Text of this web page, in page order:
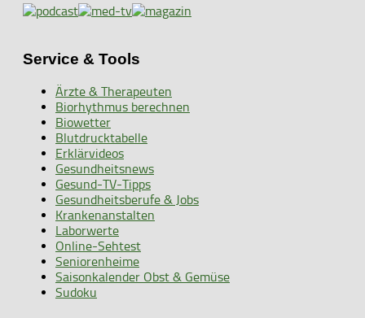
Service & Tools
Ärzte & Therapeuten
Biorhythmus berechnen
Biowetter
Blutdrucktabelle
Erklärvideos
Gesundheitsnews
Gesund-TV-Tipps
Gesundheitsberufe & Jobs
Krankenanstalten
Laborwerte
Online-Sehtest
Seniorenheime
Saisonkalender Obst & Gemüse
Sudoku